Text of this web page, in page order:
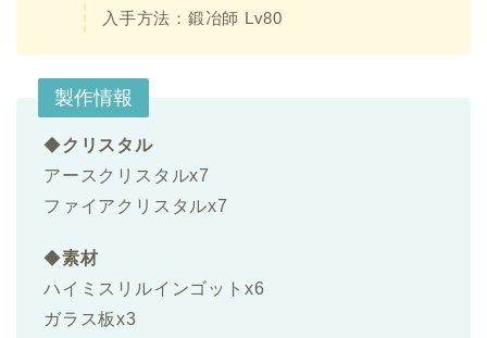
入手方法： 鍛冶師 Lv80
製作情報
◆クリスタル
アースクリスタルx7
ファイアクリスタルx7
◆素材
ハイミスリルインゴットx6
ガラス板x3